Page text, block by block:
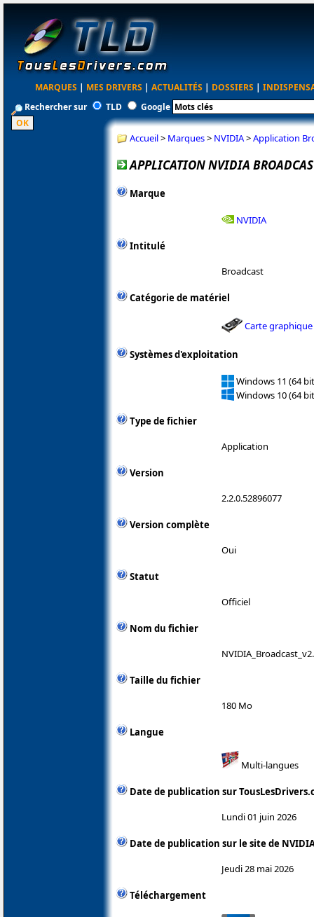
MARQUES | MES DRIVERS | ACTUALITÉS | DOSSIERS |
Rechercher sur
TLD Google
Accueil> Marques> NVIDIA>Application
APPLICATION NVIDIA
Marque
NVIDIA
Intitulé
Broadcast
Catégorie de matériel
Carte graphique
Systèmes d'exploitation
Windows 11 (64
Windows 10 (64
Type de fichier
Application
Version
2.2.0.52896077
Version complète
Oui
Statut
Officiel
Nom du fichier
Taille du fichier
180 Mo
Langue
Multi-langues
Date de publication sur
Lundi 01 juin 2026
Date de publication sur le site de
Jeudi 28 mai 2026
Téléchargement